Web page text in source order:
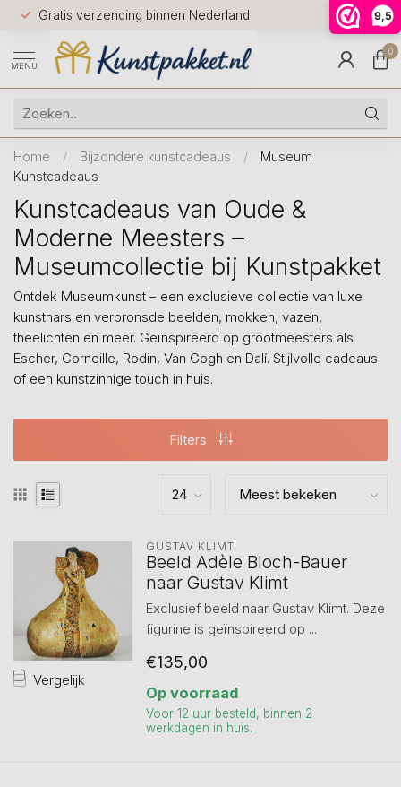
9,5
Gratis verzending binnen Nederland
Voor
huis
9.5
MENU
0
Home / Bijzondere kunstcadeaus /
Museum
Kunstcadeaus
Kunstcadeaus van Oude &
Moderne Meesters –
Museumcollectie bij Kunstpakket
Ontdek Museumkunst – een exclusieve collectie van luxe
kunsthars en verbronsde beelden, mokken, vazen,
theelichten en meer. Geïnspireerd op grootmeesters als
Escher, Corneille, Rodin, Van Gogh en Dalí. Stijlvolle cadeaus
of een kunstzinnige touch in huis.
Filters
Vergelijk
GUSTAV KLIMT
Beeld Adèle Bloch-Bauer
naar Gustav Klimt
Exclusief beeld naar Gustav Klimt. Deze
figurine is geïnspireerd op ...
€135,00
Op voorraad
Voor 12 uur besteld, binnen 2
werkdagen in huis.